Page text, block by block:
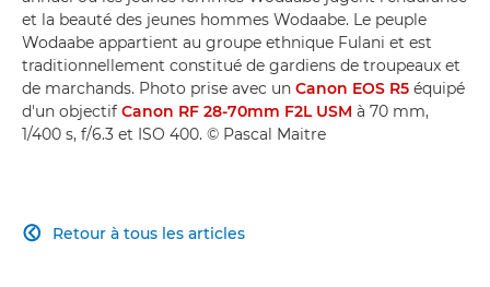
et la beauté des jeunes hommes Wodaabe. Le peuple
Wodaabe appartient au groupe ethnique Fulani et est
traditionnellement constitué de gardiens de troupeaux et
de marchands. Photo prise avec un Canon EOS R5 équipé
d'un objectif Canon RF 28-70mm F2L USM à 70 mm,
1/400 s, f/6.3 et ISO 400. © Pascal Maitre
Retour à tous les articles
